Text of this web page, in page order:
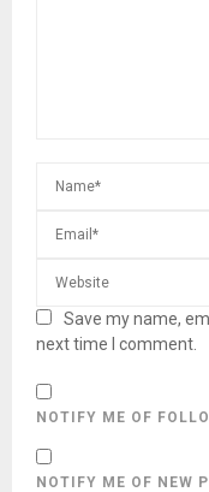
Save my name,
next time I comment.
NOTIFY ME OF
NOTIFY ME OF NEW